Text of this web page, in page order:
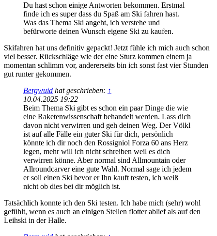
Du hast schon einige Antworten bekommen. Erstmal
finde ich es super dass du Spaß am Ski fahren hast.
Was das Thema Ski angeht, ich verstehe und
befürworte deinen Wunsch eigene Ski zu kaufen.
Skifahren hat uns definitiv gepackt! Jetzt fühle ich mich auch schon
viel besser. Rückschläge wie der eine Sturz kommen einem ja
momentan schlimm vor, andererseits bin ich sonst fast vier Stunden
gut runter gekommen.
Bergwuid hat geschrieben: ↑
10.04.2025 19:22
Beim Thema Ski gibt es schon ein paar Dinge die wie
eine Raketenwissenschaft behandelt werden. Lass dich
davon nicht verwirren und geh deinen Weg. Der Völkl
ist auf alle Fälle ein guter Ski für dich, persönlich
könnte ich dir noch den Rossigniol Forza 60 ans Herz
legen, mehr will ich nicht schreiben weil es dich
verwirren könne. Aber normal sind Allmountain oder
Allroundcarver eine gute Wahl. Normal sage ich jedem
er soll einen Ski bevor er Ihn kauft testen, ich weiß
nicht ob dies bei dir möglich ist.
Tatsächlich konnte ich den Ski testen. Ich habe mich (sehr) wohl
gefühlt, wenn es auch an einigen Stellen flotter ablief als auf den
Leihski in der Halle.